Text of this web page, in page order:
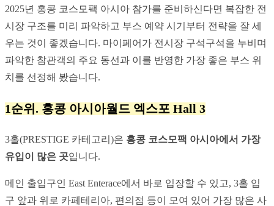
2025년 홍콩 코스모팩 아시아 참가를 준비하신다면 복잡한 전
시장 구조를 미리 파악하고 부스 예약 시기부터 전략을 잘 세
우는 것이 좋겠습니다. 마이페어가 전시장 구석구석을 누비며
파악한 참관객의 주요 동선과 이를 반영한 가장 좋은 부스 위
치를 선정해 봤습니다.
1순위. 홍콩 아시아월드 엑스포 Hall 3
3홀(PRESTIGE 카테고리)은 홍콩 코스모팩 아시아에서 가장
유입이 많은 곳입니다.
메인 출입구인 East Enterace에서 바로 입장할 수 있고, 3홀 입
구 앞과 위로 카페테리아, 편의점 등이 모여 있어 가장 많은 사